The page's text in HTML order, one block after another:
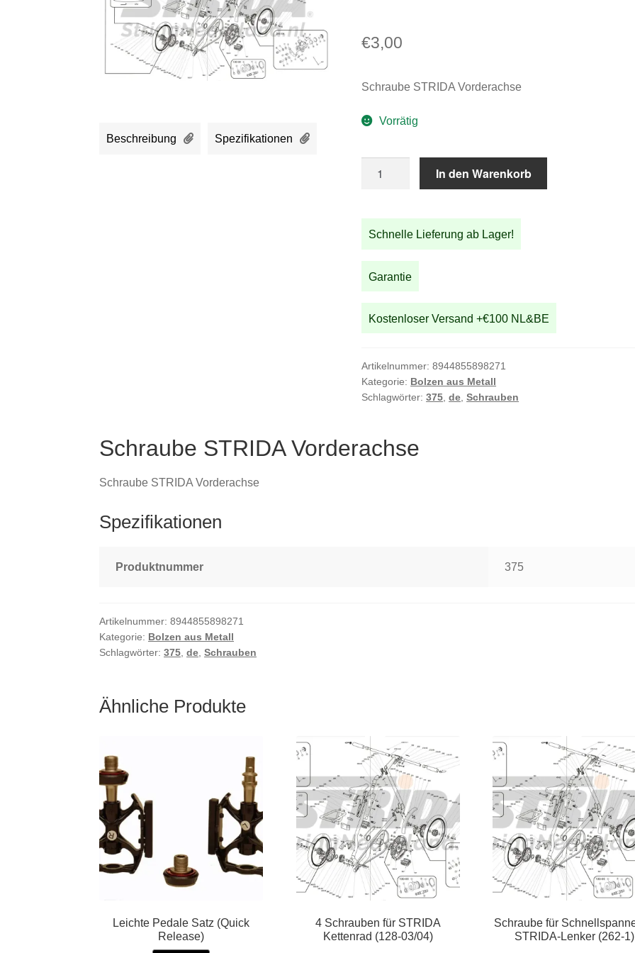
€3,00
Schraube STRIDA Vorderachse
Vorrätig
Menge
In den Warenkorb
Schnelle Lieferung ab Lager!
Garantie
Kostenloser Versand +€100 NL&BE
Artikelnummer:8944855898271
Kategorie: Bolzen aus Metall
Schlagwörter:375 ,de ,Schrauben
Beschreibung Spezifikationen
Schraube STRIDA Vorderachse
Schraube STRIDA Vorderachse
Spezifikationen
Produktnummer 375
Artikelnummer:8944855898271
Kategorie: Bolzen aus Metall
Schlagwörter:375,de,Schrauben
Ähnliche Produkte
Leichte Pedale Satz (Quick
Release)
4 Schrauben für STRIDA
Kettenrad (128-03/04)
Schraube für
STRIDA-Lenker (262-1)